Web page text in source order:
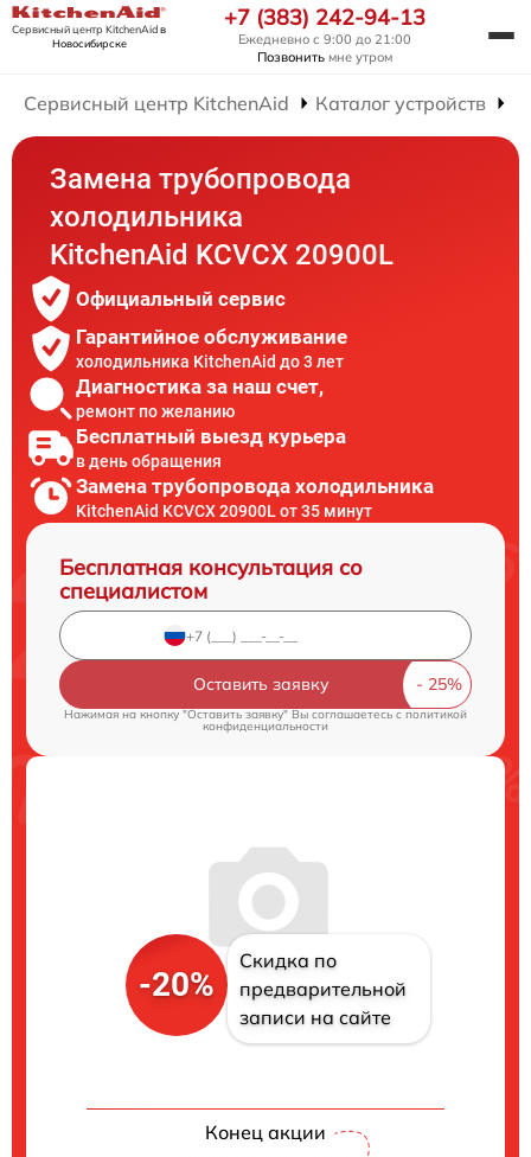
Сервисный центр KitchenAidв
Новосибирске
+7 (383) 242-94-13
Ежедневно с 9:00 до 21:00
Позвонить мне утром
Сервисный центр KitchenAid Каталог устройств
Замена трубопровода
холодильника
KitchenAid KCVCX 20900L
Официальный сервис
Гарантийное обслуживание
холодильника KitchenAid до 3 лет
Диагностика за наш счет,
ремонт по желанию
Бесплатный выезд курьера
в день обращения
Замена трубопровода холодильника
KitchenAid KCVCX 20900L от 35 минут
Бесплатная консультация со
специалистом
Оставить заявку
Нажимая на кнопку "Оставить заявку" Вы соглашаетесь cполитикой
конфиденциальности
-20%
Скидка по
предварительной
записи на сайте
Конец акции